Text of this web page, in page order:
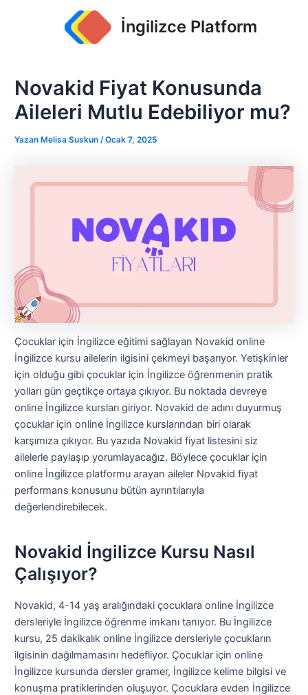
İngilizce Platform
Novakid Fiyat Konusunda
Aileleri Mutlu Edebiliyor mu?
Yazan Melisa Suskun/Ocak 7, 2025
Çocuklar için İngilizce eğitimi sağlayan Novakid online
İngilizce kursu ailelerin ilgisini çekmeyi başarıyor. Yetişkinler
için olduğu gibi çocuklar için İngilizce öğrenmenin pratik
yolları gün geçtikçe ortaya çıkıyor. Bu noktada devreye
online İngilizce kursları giriyor. Novakid de adını duyurmuş
çocuklar için online İngilizce kurslarından biri olarak
karşımıza çıkıyor. Bu yazıda Novakid fiyat listesini siz
ailelerle paylaşıp yorumlayacağız. Böylece çocuklar için
online İngilizce platformu arayan aileler Novakid fiyat
performans konusunu bütün ayrıntılarıyla
değerlendirebilecek.
Novakid İngilizce Kursu Nasıl
Çalışıyor?
Novakid, 4-14 yaş aralığındaki çocuklara online İngilizce
dersleriyle İngilizce öğrenme imkanı tanıyor. Bu İngilizce
kursu, 25 dakikalık online İngilizce dersleriyle çocukların
ilgisinin dağılmamasını hedefliyor. Çocuklar için online
İngilizce kursunda dersler gramer, İngilizce kelime bilgisi ve
konuşma pratiklerinden oluşuyor. Çocuklara evden İngilizce